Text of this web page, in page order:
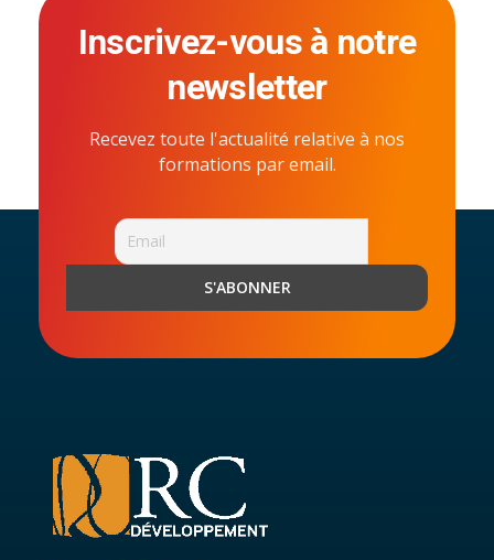
Inscrivez-vous à notre
newsletter
Recevez toute l'actualité relative à nos
formations par email.